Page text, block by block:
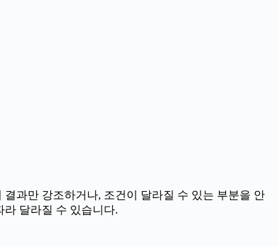
과만 강조하거나, 조건이 달라질 수 있는 부분을 안
달라질 수 있습니다.